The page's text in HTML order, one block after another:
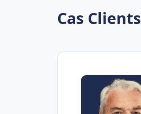
Cas Clients